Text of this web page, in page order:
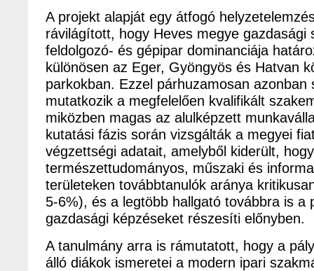
A projekt alapját egy átfogó
rávilágított, hogy Heves megye gazdasági
feldolgozó- és gépipar dominanciája
különösen az Eger, Gyöngyös és Hatvan
parkokban. Ezzel párhuzamosan azonban
mutatkozik a megfelelően kvalifikált
miközben magas az alulképzett
kutatási fázis során vizsgálták a megyei
végzettségi adatait, amelyből kiderült,
természettudományos, műszaki és
területeken továbbtanulók aránya
5-6%), és a legtöbb hallgató továbbra is a
gazdasági képzéseket részesíti előnyben.
A tanulmány arra is rámutatott, hogy a
álló diákok ismeretei a modern ipari